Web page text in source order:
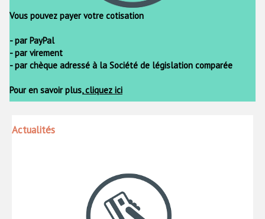
Vous pouvez payer votre cotisation
- par PayPal
- par virement
- par chèque adressé à la Société de législation comparée
Pour en savoir plus,cliquez ici
Actualités